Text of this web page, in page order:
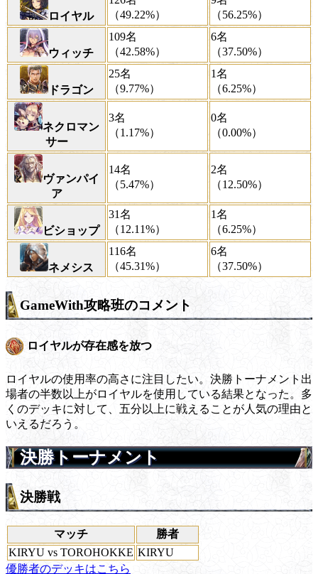
ロイヤル
（49.22%）
（56.25%）
ウィッチ
109名
（42.58%）
6名
（37.50%）
ドラゴン
25名
（9.77%）
1名
（6.25%）
ネクロマン
サー
3名
（1.17%）
0名
（0.00%）
ヴァンパイ
ア
14名
（5.47%）
2名
（12.50%）
ビショップ
31名
（12.11%）
1名
（6.25%）
ネメシス
116名
（45.31%）
6名
（37.50%）
GameWith攻略班のコメント
ロイヤルが存在感を放つ
ロイヤルの使用率の高さに注目したい。決勝トーナメント出
場者の半数以上がロイヤルを使用している結果となった。多
くのデッキに対して、五分以上に戦えることが人気の理由と
いえるだろう。
決勝トーナメント
決勝戦
マッチ
勝者
KIRYU vs TOROHOKKE KIRYU
優勝者のデッキはこちら